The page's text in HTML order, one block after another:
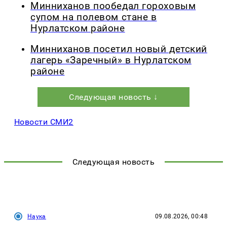
Минниханов пообедал гороховым
супом на полевом стане в
Нурлатском районе
Минниханов посетил новый детский
лагерь «Заречный» в Нурлатском
районе
Следующая новость ↓
Новости СМИ2
Следующая новость
Наука 09.08.2026, 00:48